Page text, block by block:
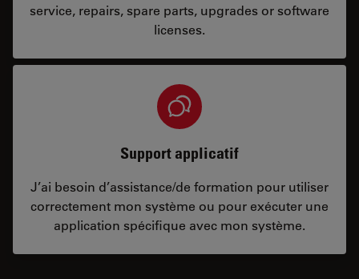
service, repairs, spare parts, upgrades or software
licenses.
Support applicatif
J’ai besoin d’assistance/de formation pour utiliser
correctement mon système ou pour exécuter une
application spécifique avec mon système.